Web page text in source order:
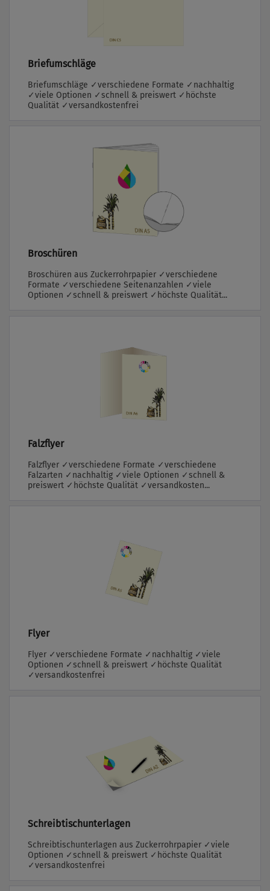
Briefumschläge
Briefumschläge ✓verschiedene Formate ✓nachhaltig
✓viele Optionen ✓schnell & preiswert ✓höchste
Qualität ✓versandkostenfrei
Broschüren
Broschüren aus Zuckerrohrpapier ✓verschiedene
Formate ✓verschiedene Seitenanzahlen ✓viele
Optionen ✓schnell & preiswert ✓höchste Qualität...
Falzflyer
Falzflyer ✓verschiedene Formate ✓verschiedene
Falzarten ✓nachhaltig ✓viele Optionen ✓schnell &
preiswert ✓höchste Qualität ✓versandkosten...
Flyer
Flyer ✓verschiedene Formate ✓nachhaltig ✓viele
Optionen ✓schnell & preiswert ✓höchste Qualität
✓versandkostenfrei
Schreibtischunterlagen
Schreibtischunterlagen aus Zuckerrohrpapier ✓viele
Optionen ✓schnell & preiswert ✓höchste Qualität
✓versandkostenfrei